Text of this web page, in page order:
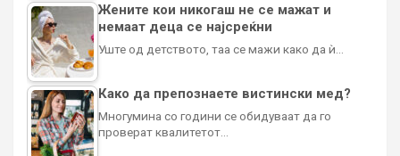
Жените кои никогаш не се мажат и
немаат деца се најсреќни
Уште од детството, таа се мажи како да ѝ…
Како да препознаете вистински мед?
Многумина со години се обидуваат да го
проверат квалитетот…